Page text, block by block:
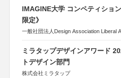
IMAGINE大学 コンペティショ
限定》
一般社団法人Design Association Liberal
ミラタップデザインアワード
トデザイン部門
株式会社ミラタップ